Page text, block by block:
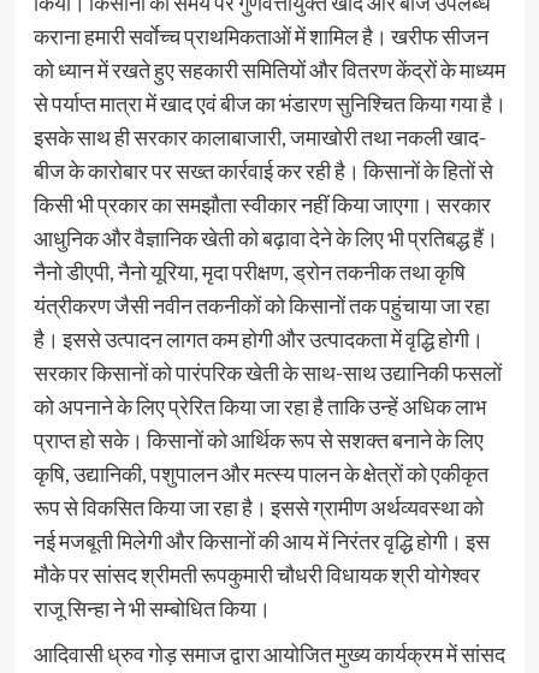
कराना हमारी सर्वाेच्च प्राथमिकताओं में शामिल है। खरीफ सीजन
को ध्यान में रखते हुए सहकारी समितियों और वितरण केंद्रों के माध्यम
से पर्याप्त मात्रा में खाद एवं बीज का भंडारण सुनिश्चित किया गया है।
इसके साथ ही सरकार कालाबाजारी, जमाखोरी तथा नकली खाद-
बीज के कारोबार पर सख्त कार्रवाई कर रही है। किसानों के हितों से
किसी भी प्रकार का समझौता स्वीकार नहीं किया जाएगा। सरकार
आधुनिक और वैज्ञानिक खेती को बढ़ावा देने के लिए भी प्रतिबद्ध हैं।
नैनो डीएपी, नैनो यूरिया, मृदा परीक्षण, ड्रोन तकनीक तथा कृषि
यंत्रीकरण जैसी नवीन तकनीकों को किसानों तक पहुंचाया जा रहा
है। इससे उत्पादन लागत कम होगी और उत्पादकता में वृद्धि होगी।
सरकार किसानों को पारंपरिक खेती के साथ-साथ उद्यानिकी फसलों
को अपनाने के लिए प्रेरित किया जा रहा है ताकि उन्हें अधिक लाभ
प्राप्त हो सके। किसानों को आर्थिक रूप से सशक्त बनाने के लिए
कृषि, उद्यानिकी, पशुपालन और मत्स्य पालन के क्षेत्रों को एकीकृत
रूप से विकसित किया जा रहा है। इससे ग्रामीण अर्थव्यवस्था को
नई मजबूती मिलेगी और किसानों की आय में निरंतर वृद्धि होगी। इस
मौके पर सांसद श्रीमती रूपकुमारी चौधरी विधायक श्री योगेश्वर
राजू सिन्हा ने भी सम्बोधित किया।
आदिवासी ध्रुव गोड़ समाज द्वारा आयोजित मुख्य कार्यक्रम में सांसद